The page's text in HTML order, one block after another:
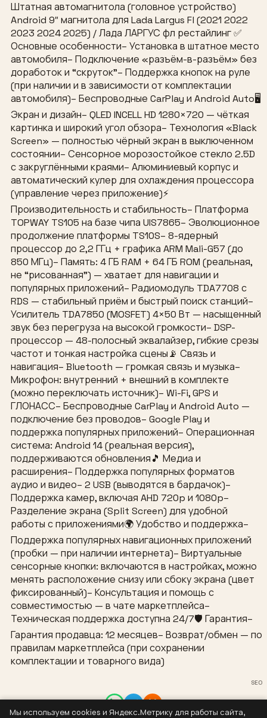
Штатная автомагнитола (головное устройство)
Android 9″ магнитола для Lada Largus Fl (2021 2022
2023 2024 2025) / Лада ЛАРГУС фл рестайлинг ✅
Основные особенности– Установка в штатное место
автомобиля– Подключение «разъём-в-разъём» без
доработок и “скруток”– Поддержка кнопок на руле
(при наличии и в зависимости от комплектации
автомобиля)– Беспроводные CarPlay и Android Auto🖥
Экран и дизайн– QLED INCELL HD 1280×720 — чёткая
картинка и широкий угол обзора– Технология «Black
Screen» — полностью чёрный экран в выключенном
состоянии– Сенсорное морозостойкое стекло 2.5D
с закруглёнными краями– Алюминиевый корпус и
автоматический кулер для охлаждения процессора
(управление через приложение)⚡
Производительность и стабильность– Платформа
TOPWAY TS105 на базе чипа UIS7865– Эволюционное
продолжение платформы TS10S– 8-ядерный
процессор до 2,2 ГГц + графика ARM Mali-G57 (до
850 МГц)– Память: 4 ГБ RAM + 64 ГБ ROM (реальная,
не “рисованная”) — хватает для навигации и
популярных приложений– Радиомодуль TDA7708 с
RDS — стабильный приём и быстрый поиск станций–
Усилитель TDA7850 (MOSFET) 4×50 Вт — насыщенный
звук без перегруза на высокой громкости– DSP-
процессор — 48-полосный эквалайзер, гибкие срезы
частот и тонкая настройка сцены📡 Связь и
навигация– Bluetooth — громкая связь и музыка–
Микрофон: внутренний + внешний в комплекте
(можно переключать источник)– Wi-Fi, GPS и
ГЛОНАСС– Беспроводные CarPlay и Android Auto —
подключение без проводов– Google Play и
поддержка популярных приложений– Операционная
система: Android 14 (реальная версия),
поддерживаются обновления🎵 Медиа и
расширения– Поддержка популярных форматов
аудио и видео– 2 USB (выводятся в бардачок)–
Поддержка камер, включая AHD 720p и 1080p–
Разделение экрана (Split Screen) для удобной
работы с приложениями🌍 Удобство и поддержка–
Поддержка популярных навигационных приложений
(пробки — при наличии интернета)– Виртуальные
сенсорные кнопки: включаются в настройках, можно
менять расположение снизу или сбоку экрана (цвет
фиксированный)– Консультация и помощь с
совместимостью — в чате маркетплейса–
Техническая поддержка доступна 24/7🛡 Гарантия–
Гарантия продавца: 12 месяцев– Возврат/обмен — по
правилам маркетплейса (при сохранении
комплектации и товарного вида)
SEO
Мы используем cookies и Яндекс.Метрику для работы сайта,